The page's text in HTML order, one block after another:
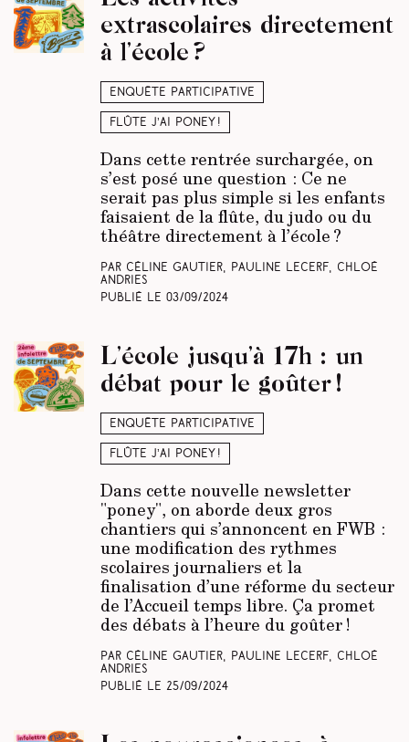
Enquête participative
Flûte j’ai poney !
extrascolaires directement
à l’école ?
Dans cette rentrée surchargée, on
s’est posé une question : Ce ne
serait pas plus simple si les enfants
faisaient de la flûte, du judo ou du
théâtre directement à l’école ?
Par Céline Gautier, Pauline Lecerf, Chloé
Andries
Publié le 03/09/2024
Enquête participative
Flûte j’ai poney !
L’école jusqu’à 17h : un
débat pour le goûter !
Dans cette nouvelle newsletter
"poney", on aborde deux gros
chantiers qui s’annoncent en FWB :
une modification des rythmes
scolaires journaliers et la
finalisation d’une réforme du secteur
de l’Accueil temps libre. Ça promet
des débats à l’heure du goûter !
Par Céline Gautier, Pauline Lecerf, Chloé
Andries
Publié le 25/09/2024